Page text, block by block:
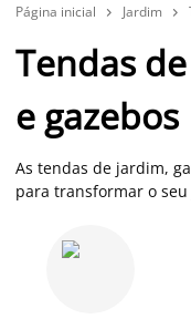
Página inicial  Jardim 
Tendas
e gazebos
As tendas de jardim,
para transformar o
características como
insetos e painéis
não só sombra e
elegância. Disponíveis